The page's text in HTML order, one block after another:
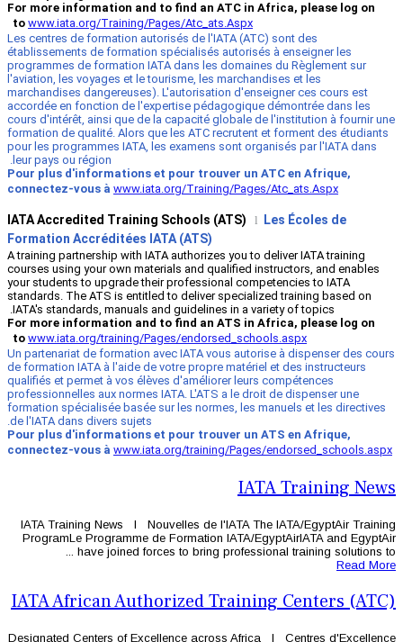
For more information and to find an
to www.iata.org/Training/Pages/
Les centres de formation autorisés de
établissements de formation spécialisés
programmes de formation IATA dans les
l'aviation, les voyages et le tourisme, les
marchandises dangereuses).
accordée en fonction de l'expertise
cours d'intérêt, ainsi que de la capacité
formation de qualité. Alors que les ATC
pour les programmes IATA, les examens
Pour plus d'informations et pour
connectez-vous à www.iata.org/
IATA Accredited Training Schools
Formation Accréditées IATA (ATS)
A training partnership with IATA
courses using your own materials and
your students to upgrade their
standards. The ATS is entitled to deliver
IATA's standards, manuals and
For more information and to find an
to www.iata.org/training/Pages/
Un partenariat de formation avec IATA
de formation IATA à l'aide de votre
qualifiés et permet à vos élèves
professionnelles aux normes IATA.
formation spécialisée basée sur les
Pour plus d'informations et pour
connectez-vous à www.iata.org/
IATA Training News l Nouvelles de
ProgramLe Programme de
have joined forces to bring
IATA African Authorized
Designated Centers of Excellence